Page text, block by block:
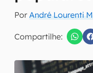
PorAndré Lourenti
Compartilhe: